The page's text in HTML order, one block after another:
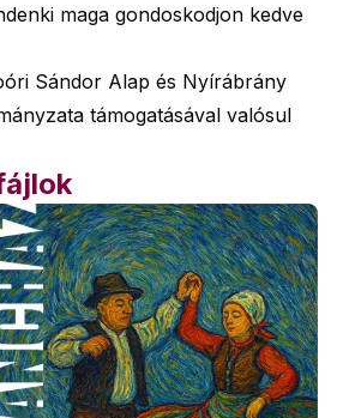
maga gondoskodjon kedve
Sándor Alap és Nyírábrány
támogatásával valósul